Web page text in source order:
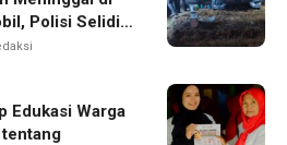
Polisi Selidiki
Edukasi Warga
tentang